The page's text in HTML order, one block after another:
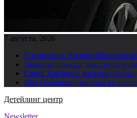
7 августа, 2026
У компании Андрея Малахова
Лещенко показал, как сегодня
Гарик Харламов раскрыл
Яна Пилецкая ответила на
Детейлинг центр
Newsletter